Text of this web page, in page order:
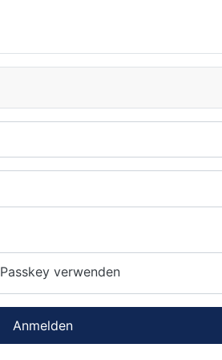
Passkey verwenden
Anmelden